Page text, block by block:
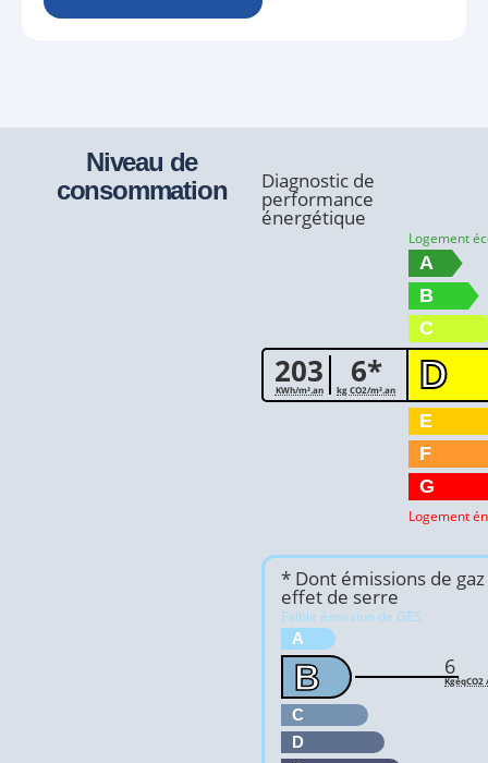
Niveau de
consommation
Diagnostic de
performance
énergétique
203
KWh/m².an 6*
kg CO2/m².an
Logement
A
B
C
D
E
F
G
Logement
* Dont émissions de gaz
effet de serre
Faible émission de GES
A
B
C
D
6
KgéqCO2